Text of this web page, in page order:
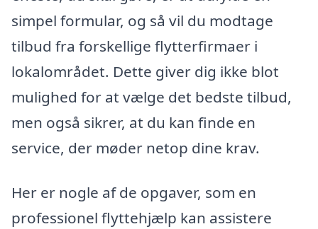
simpel formular, og så vil du modtage
tilbud fra forskellige flytterfirmaer i
lokalområdet. Dette giver dig ikke blot
mulighed for at vælge det bedste tilbud,
men også sikrer, at du kan finde en
service, der møder netop dine krav.
Her er nogle af de opgaver, som en
professionel flyttehjælp kan assistere